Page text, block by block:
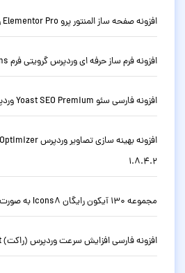
افزونه صفحه ساز المنتور پرو Elementor Pro وردپرس نسخه 4.2.1
افزونه فرم ساز حرفه ای وردپرس گرویتی فرم Gravity Forms نسخه 3.0.0
افزونه فارسی سئو Yoast SEO Premium وردپرس نسخه حرفه ای 28.1
1.8.4.2
مجموعه 130 آیکون رایگان Icons8 به صورت SVG
افزونه فارسی افزایش سرعت وردپرس (راکت) WP Rocket نسخه 3.23.1